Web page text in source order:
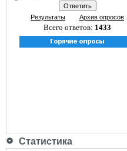
Результаты Архив опросов
Всего ответов: 1433
Статистика